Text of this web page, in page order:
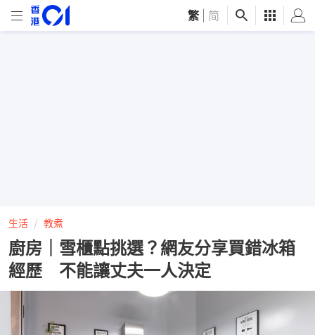
繁 简
生活 教煮
廚房｜雪櫃點挑選？網友分享買錯冰箱
經歷 不能讓丈夫一人決定